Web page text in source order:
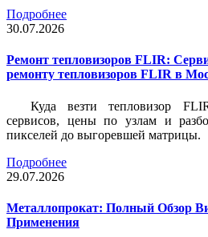
Подробнее
30.07.2026
Ремонт тепловизоров FLIR:
ремонту тепловизоров FLIR в
Куда везти тепловизор
сервисов, цены по узлам и
пикселей до выгоревшей матрицы.
Подробнее
29.07.2026
Металлопрокат: Полный Обзор
Применения